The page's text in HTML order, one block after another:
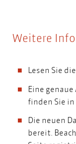
Weitere
Lesen Sie die
Eine
finden Sie in
Die neuen
bereit.